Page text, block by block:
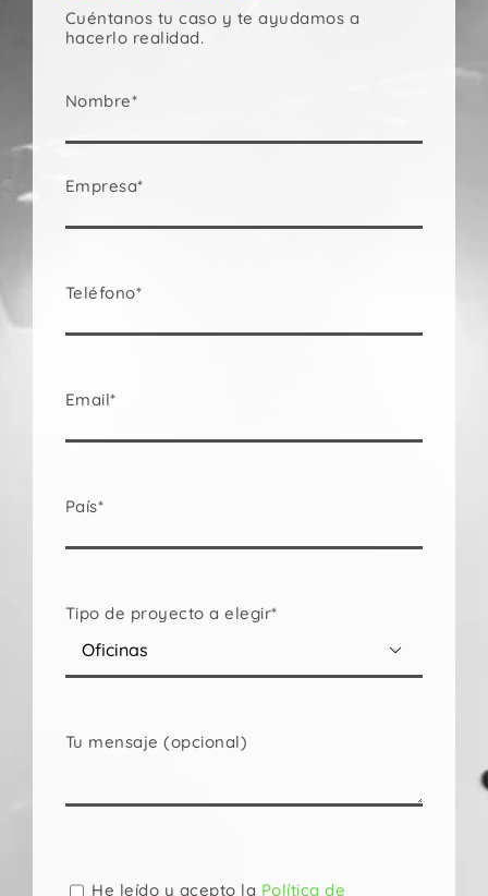
Cuéntanos tu caso y te ayudamos a
hacerlo realidad.
Nombre*
Empresa*
Teléfono*
Email*
País*
Tipo de proyecto a elegir*

Tu mensaje (opcional)
dejaHe leído y acepto la Política de